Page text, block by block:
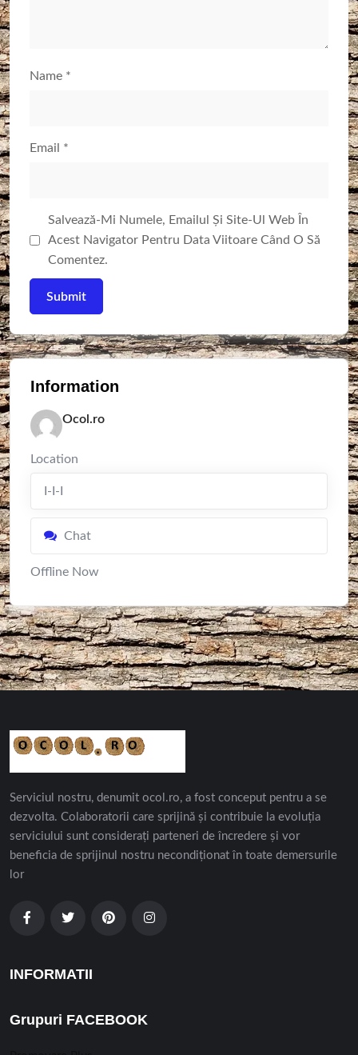
Name *
Email *
Salvează-Mi Numele, Emailul Și Site-Ul Web În
Acest Navigator Pentru Data Viitoare Când O Să
Comentez.
Information
Ocol.ro
Location
I-I-I
Chat
Offline Now
Serviciul nostru, denumit ocol.ro, a fost conceput pentru a se
dezvolta. Colaboratorii care sprijină și contribuie la evoluția
serviciului sunt considerați parteneri de încredere și vor
beneficia de sprijinul nostru necondiționat în toate demersurile
lor
INFORMATII
Grupuri FACEBOOK